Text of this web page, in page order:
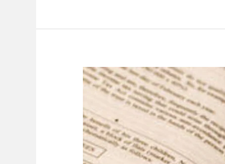
Bimtek
Perizinan
Penanaman
Modal